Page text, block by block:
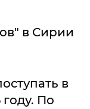
в Сирии
в
По